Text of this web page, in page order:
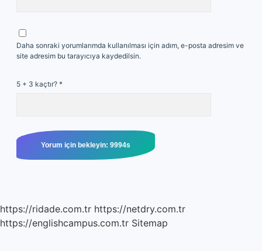
Daha sonraki yorumlarımda kullanılması için adım, e-posta adresim ve
site adresim bu tarayıcıya kaydedilsin.
5 + 3 kaçtır? *
https://ridade.com.tr https://netdry.com.tr
https://englishcampus.com.tr Sitemap